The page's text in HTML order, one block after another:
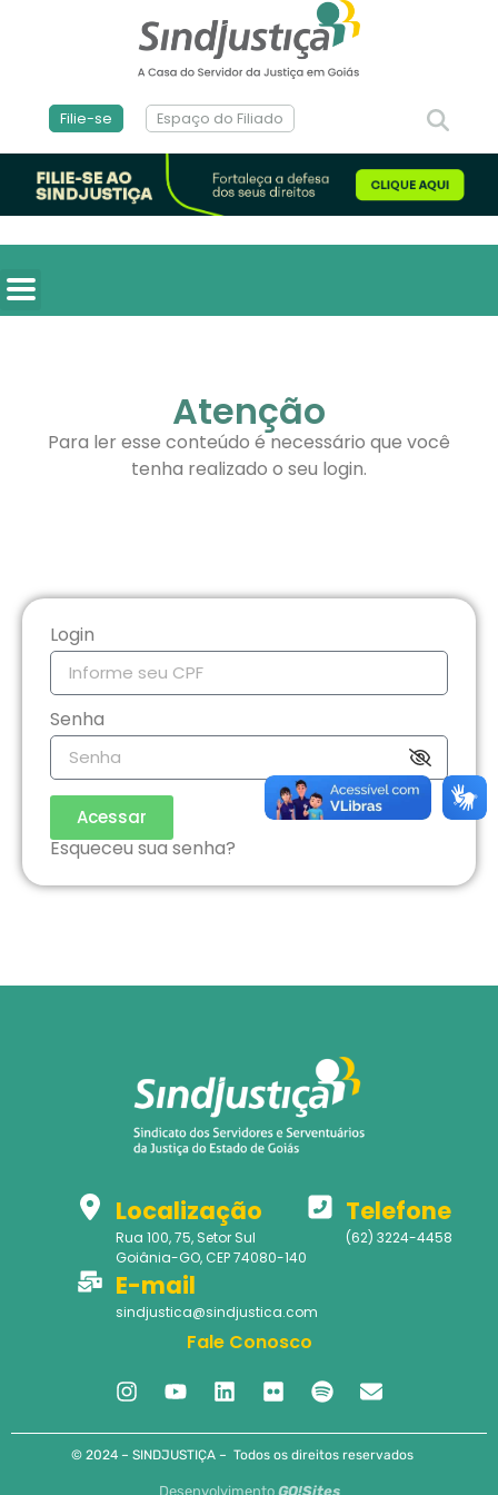
Filie-se Espaço do Filiado
Atenção
Para ler esse conteúdo é necessário que você
tenha realizado o seu login.
Login
Senha
Acessar
Esqueceu sua senha?
Localização
Rua 100, 75, Setor Sul
Goiânia-GO, CEP 74080-140
Telefone
(62) 3224-4458
E-mail
sindjustica@sindjustica.com
Fale Conosco
© 2024 – SINDJUSTIÇA – Todos os direitos reservados
Desenvolvimento GO!Sites